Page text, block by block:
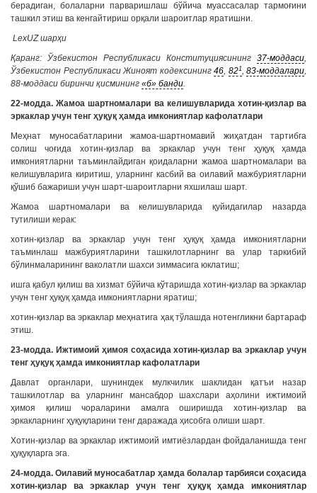
берадиган, болаларни парваришлаш бўйича муассасалар тармоғини
ташкил этиш ва кенгайтириш орқали шароитлар яратишни.
LexUZ шарҳи
Қаранг: Ўзбекистон Республикаси Конституциясининг 37-моддаси,
Ўзбекистон Республикаси Жиноят кодексининг 46, 821, 83-моддалари,
88-моддаси биринчи қисмининг «б» банди.
22-модда. Жамоа шартномалари ва келишувларида хотин-қизлар ва
эркаклар учун тенг ҳуқуқ ҳамда имкониятлар кафолатлари
Меҳнат муносабатларини жамоа-шартномавий жиҳатдан тартибга
солиш чоғида хотин-қизлар ва эркаклар учун тенг ҳуқуқ ҳамда
имкониятларни таъминлайдиган қоидаларни жамоа шартномалари ва
келишувларига киритиш, уларнинг касбий ва оилавий мажбуриятларни
қўшиб бажариши учун шарт-шароитларни яхшилаш шарт.
Жамоа шартномалари ва келишувларида қуйидагилар назарда
тутилиши керак:
хотин-қизлар ва эркаклар учун тенг ҳуқуқ ҳамда имкониятларни
таъминлаш мажбуриятларини ташкилотларнинг ва улар таркибий
бўлинмаларининг ваколатли шахси зиммасига юклатиш;
ишга қабул қилиш ва хизмат бўйича кўтаришда хотин-қизлар ва эркаклар
учун тенг ҳуқуқ ҳамда имкониятларни яратиш;
хотин-қизлар ва эркаклар меҳнатига ҳақ тўлашда нотенгликни бартараф
этиш.
23-модда. Ижтимоий ҳимоя соҳасида хотин-қизлар ва эркаклар учун
тенг ҳуқуқ ҳамда имкониятлар кафолатлари
Давлат органлари, шунингдек мулкчилик шаклидан қатъи назар
ташкилотлар ва уларнинг мансабдор шахслари аҳолини ижтимоий
ҳимоя қилиш чораларини амалга оширишда хотин-қизлар ва
эркакларнинг ҳуқуқларини тенг даражада ҳисобга олиши шарт.
Хотин-қизлар ва эркаклар ижтимоий имтиёзлардан фойдаланишда тенг
ҳуқуқларга эга.
24-модда. Оилавий муносабатлар ҳамда болалар тарбияси соҳасида
хотин-қизлар ва эркаклар учун тенг ҳуқуқ ҳамда имкониятлар